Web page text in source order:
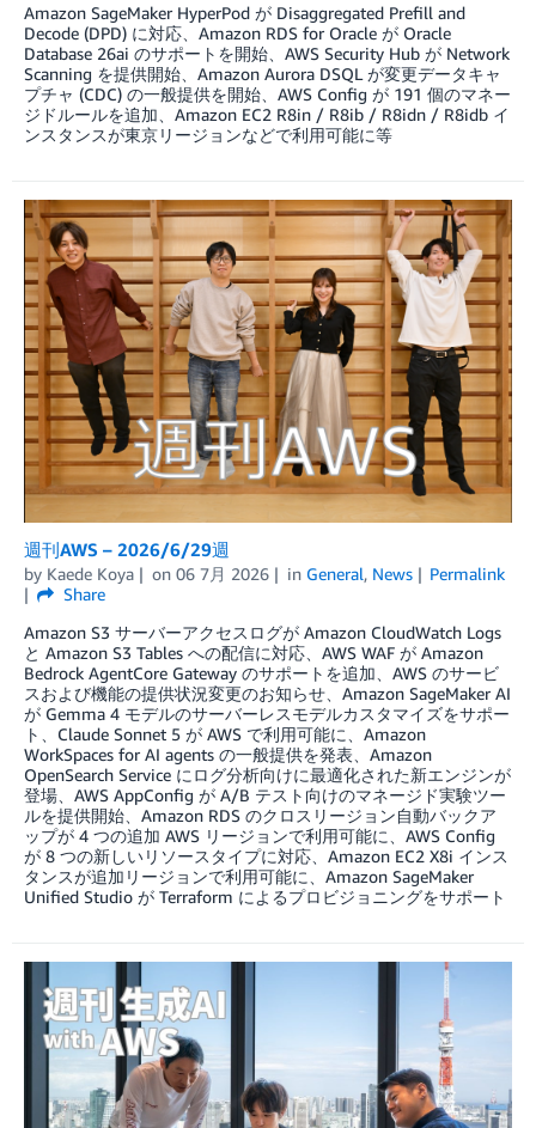
Amazon SageMaker HyperPod が Disaggregated Prefill and
Decode (DPD) に対応、Amazon RDS for Oracle が Oracle
Database 26ai のサポートを開始、AWS Security Hub が Network
Scanning を提供開始、Amazon Aurora DSQL が変更データキャ
プチャ (CDC) の一般提供を開始、AWS Config が 191 個のマネー
ジドルールを追加、Amazon EC2 R8in / R8ib / R8idn / R8idb イ
ンスタンスが東京リージョンなどで利用可能に等
週刊AWS – 2026/6/29週
by Kaede Koya on 06 7月 2026 in General, News
Permalink
Share
Amazon S3 サーバーアクセスログが Amazon CloudWatch Logs
と Amazon S3 Tables への配信に対応、AWS WAF が Amazon
Bedrock AgentCore Gateway のサポートを追加、AWS のサービ
スおよび機能の提供状況変更のお知らせ、Amazon SageMaker AI
が Gemma 4 モデルのサーバーレスモデルカスタマイズをサポー
ト、Claude Sonnet 5 が AWS で利用可能に、Amazon
WorkSpaces for AI agents の一般提供を発表、Amazon
OpenSearch Service にログ分析向けに最適化された新エンジンが
登場、AWS AppConfig が A/B テスト向けのマネージド実験ツー
ルを提供開始、Amazon RDS のクロスリージョン自動バックア
ップが 4 つの追加 AWS リージョンで利用可能に、AWS Config
が 8 つの新しいリソースタイプに対応、Amazon EC2 X8i インス
タンスが追加リージョンで利用可能に、Amazon SageMaker
Unified Studio が Terraform によるプロビジョニングをサポート